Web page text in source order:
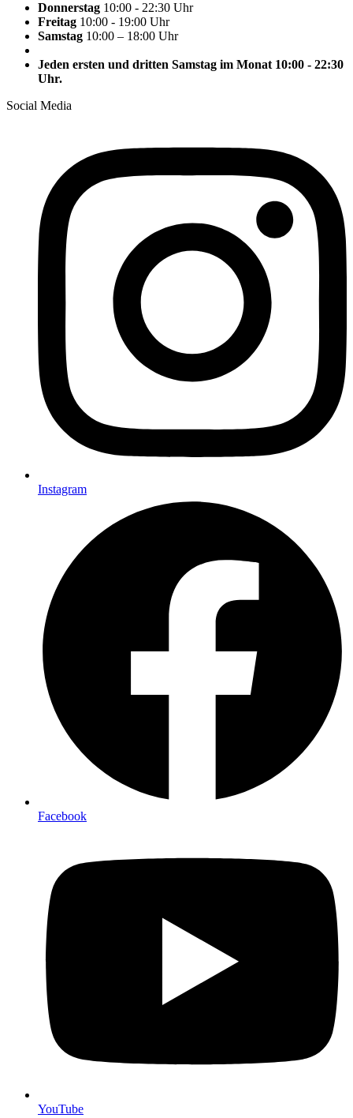
Donnerstag 10:00 - 22:30 Uhr
Freitag 10:00 - 19:00 Uhr
Samstag 10:00 – 18:00 Uhr
Jeden ersten und dritten Samstag im Monat 10:00 - 22:30
Uhr.
Social Media
Instagram
Facebook
YouTube